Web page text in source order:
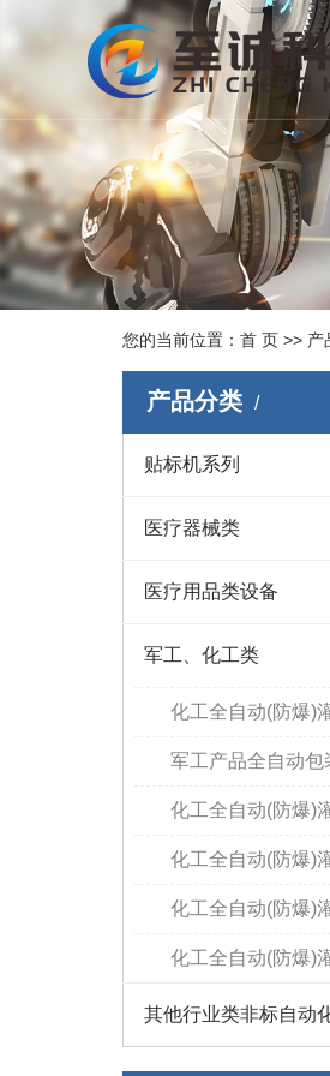
您的当前位置： 首 页 >> 产
产品分类
贴标机系列
医疗器械类
医疗用品类设备
军工、化工类
其他行业类非标自动